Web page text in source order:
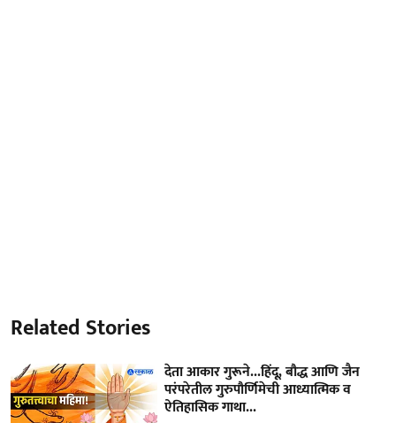
Related Stories
देता आकार गुरूने...हिंदू, बौद्ध आणि जैन
परंपरेतील गुरुपौर्णिमेची आध्यात्मिक व
ऐतिहासिक गाथा...